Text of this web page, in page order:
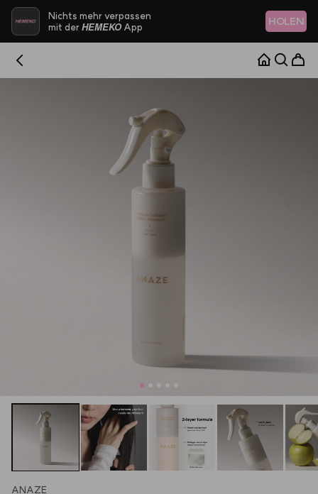
Nichts mehr verpassen
mit derHEMEKO App HOLEN
ANAZE